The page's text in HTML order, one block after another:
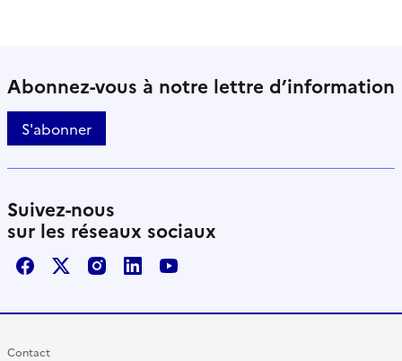
Abonnez-vous à notre lettre d’information
S'abonner
Suivez-nous
sur les réseaux sociaux
FacebookX / TwitterInstagram
LinkedInYoutube
Contact